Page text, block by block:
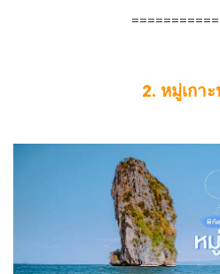
2. หมู่เกา